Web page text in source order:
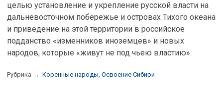
целью установление и укрепление русской власти на
дальневосточном побережье и островах Тихого океана
и приведение на этой территории в российское
подданство «изменников иноземцев» и новых
народов, которые «живут не под чьею властию».
Рубрика → Коренные народы, Освоение Сибири